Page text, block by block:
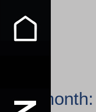
month: